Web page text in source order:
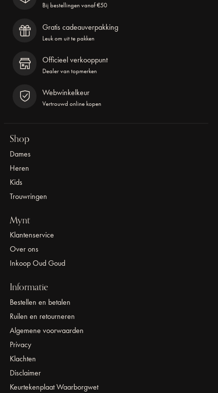
Bij bestellingen vanaf €50
Gratis cadeauverpakking
Leuk om uit te pakken
Officieel verkooppunt
Dealer van topmerken
Webwinkelkeur
Vertrouwd online kopen
Shop
Dames
Heren
Kids
Trouwringen
Mynt
Klantenservice
Over ons
Inkoop Oud Goud
Informatie
Bestellen en betalen
Ruilen en retourneren
Algemene voorwaarden
Privacy
Klachten
Disclaimer
Keurtekenplaat Waarborgwet